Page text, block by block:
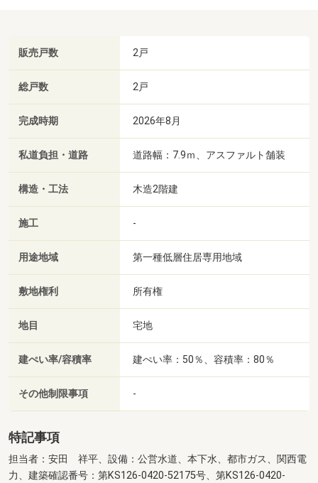
販売戸数 2戸
総戸数 2戸
完成時期 2026年8月
私道負担・道路 道路幅：7.9ｍ、アスファルト舗装
構造・工法 木造2階建
施工 -
用途地域 第一種低層住居専用地域
敷地権利 所有権
地目 宅地
建ぺい率/容積率 建ぺい率：50％、容積率：80％
その他制限事項 -
特記事項
担当者：安田 祥平、設備：公営水道、本下水、都市ガス、関西電
力、建築確認番号：第KS126-0420-52175号、第KS126-0420-